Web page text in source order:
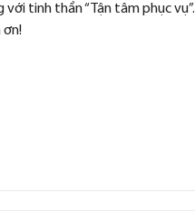
với tinh thần “Tận tâm phục vụ”.
ơn!